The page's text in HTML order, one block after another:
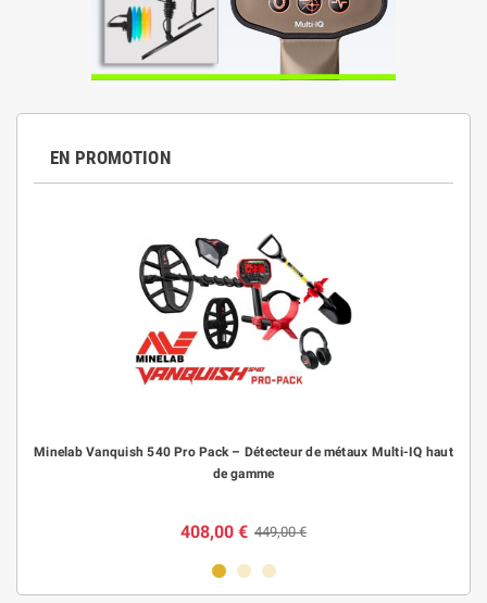
EN PROMOTION
Minelab Vanquish 540 Pro Pack – Détecteur de métaux Multi-IQ haut
de gamme
408,00 € 449,00 €